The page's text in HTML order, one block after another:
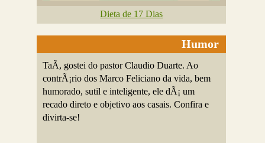
Dieta de 17 Dias
Humor
TaÃ­, gostei do pastor Claudio Duarte. Ao
contrÃ¡rio dos Marco Feliciano da vida, bem
humorado, sutil e inteligente, ele dÃ¡ um
recado direto e objetivo aos casais. Confira e
divirta-se!